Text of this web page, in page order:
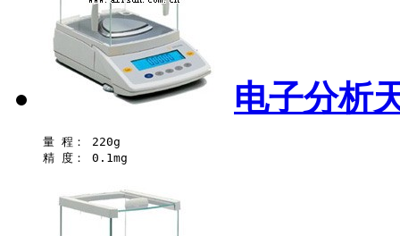
电子分析
量 程： 220g